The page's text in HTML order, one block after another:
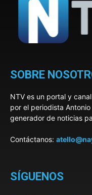
SOBRE
NTV es un portal y
por el periodista
generador de noticias
Contáctanos:
SÍGUENOS